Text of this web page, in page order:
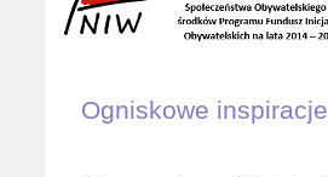
Ogniskowe inspiracje